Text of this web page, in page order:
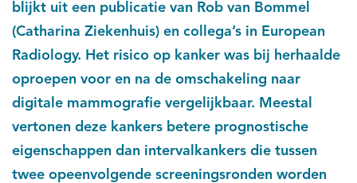
blijkt uit een publicatie van Rob van Bommel
(Catharina Ziekenhuis) en collega’s in European
Radiology. Het risico op kanker was bij herhaalde
oproepen voor en na de omschakeling naar
digitale mammografie vergelijkbaar. Meestal
vertonen deze kankers betere prognostische
eigenschappen dan intervalkankers die tussen
twee opeenvolgende screeningsronden worden